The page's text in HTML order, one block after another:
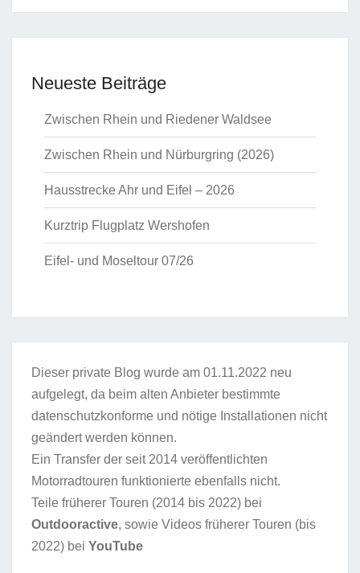
Neueste Beiträge
Zwischen Rhein und Riedener Waldsee
Zwischen Rhein und Nürburgring (2026)
Hausstrecke Ahr und Eifel – 2026
Kurztrip Flugplatz Wershofen
Eifel- und Moseltour 07/26
Dieser private Blog wurde am 01.11.2022 neu
aufgelegt, da beim alten Anbieter bestimmte
datenschutzkonforme und nötige Installationen nicht
geändert werden können.
Ein Transfer der seit 2014 veröffentlichten
Motorradtouren funktionierte ebenfalls nicht.
Teile früherer Touren (2014 bis 2022) bei
Outdooractive, sowie Videos früherer Touren (bis
2022) bei YouTube